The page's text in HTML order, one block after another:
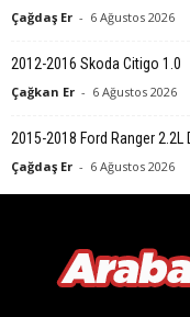
Çağdaş Er - 6 Ağustos 2026
2012-2016 Skoda Citigo 1.0
Çağkan Er - 6 Ağustos 2026
2015-2018 Ford Ranger 2.2L
Çağdaş Er - 6 Ağustos 2026